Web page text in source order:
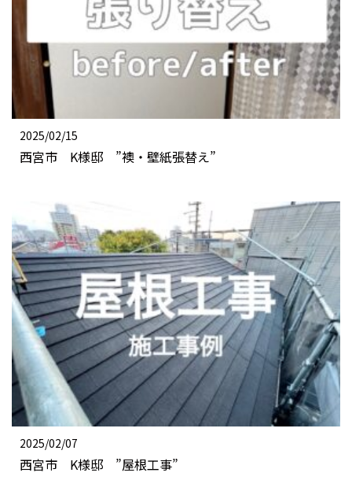
2025/02/15
西宮市 K様邸 ”襖・壁紙張替え”
2025/02/07
西宮市 K様邸 ”屋根工事”